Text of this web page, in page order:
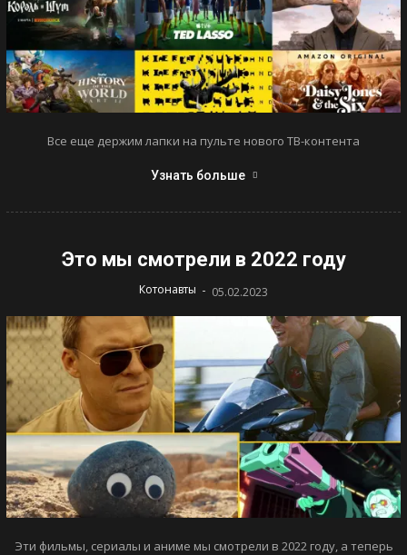
Все еще держим лапки на пульте нового ТВ-контента
Узнать больше
Это мы смотрели в 2022 году
Котонавты - 05.02.2023
Эти фильмы, сериалы и аниме мы смотрели в 2022 году, а теперь